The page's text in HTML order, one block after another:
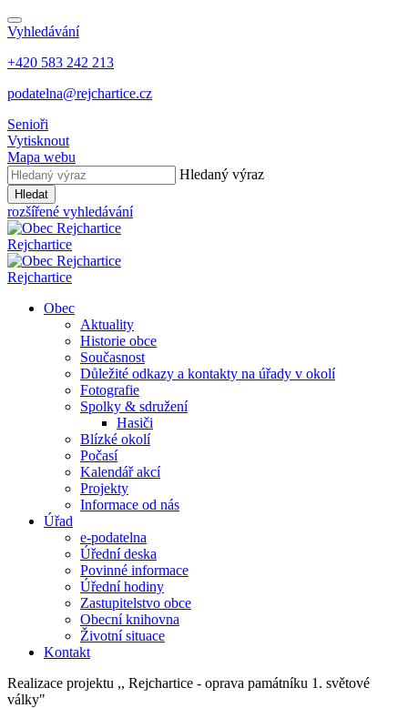
Vyhledávání
+420 583 242 213
podatelna@rejchartice.cz
Senioři
Vytisknout
Mapa webu
Hledaný výraz
Hledat
rozšířené vyhledávání
Rejchartice
Rejchartice
Obec
Aktuality
Historie obce
Současnost
Důležité odkazy a kontakty na úřady v okolí
Fotografie
Spolky & sdružení
Hasiči
Blízké okolí
Počasí
Kalendář akcí
Projekty
Informace od nás
Úřad
e-podatelna
Úřední deska
Povinné informace
Úřední hodiny
Zastupitelstvo obce
Obecní knihovna
Životní situace
Kontakt
Realizace projektu ,, Rejchartice - oprava památníku 1. světové
války"